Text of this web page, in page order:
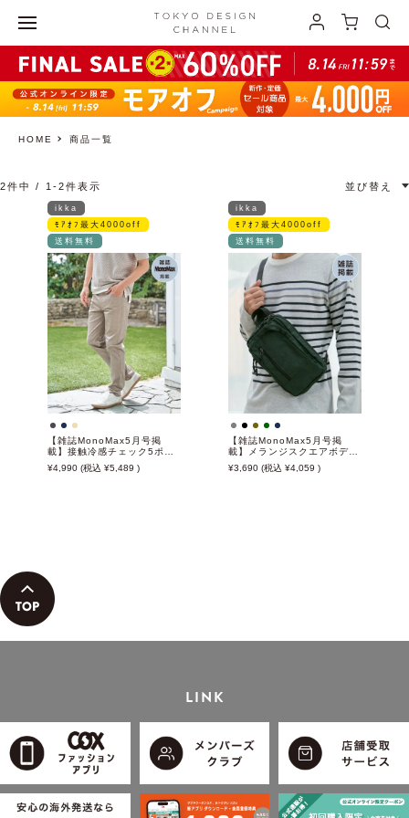
HOME 商品一覧
並び替え
2件中 1 -2件表示
ikka
ﾓｱｵﾌ最大4000off
送料無料
【雑誌MonoMax5月号掲
載】接触冷感チェック5ポケ
ットパンツ【接触冷感】「小
泉孝太郎さん着用モデル」
4,990 5,489
ikka
ﾓｱｵﾌ最大4000off
送料無料
【雑誌MonoMax5月号掲
載】メランジスクエアボディ
3,690 4,059
LINK